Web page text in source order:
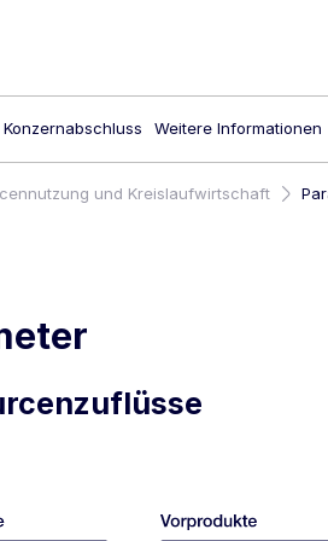
Konzernabschluss Weitere Informationen
und Kreislaufwirtschaft